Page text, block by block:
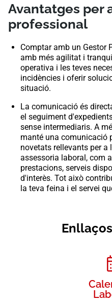
Avantatges per
professional
Comptar amb un Gestor
amb més agilitat i
operativa i les teves
incidències i oferir
situació.
La comunicació és
el seguiment
sense intermediaris. A
manté una comunicació
novetats rellevants per
assessoria laboral, com
prestacions, serveis
d'interès. Tot això
la teva feina i el servei